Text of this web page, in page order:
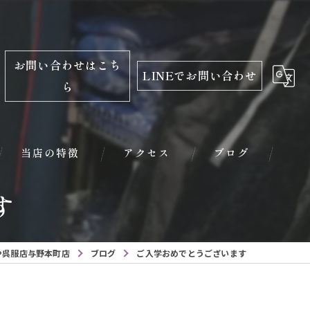
お問い合わせはこち
ら
LINEでお問い合わせ
当店の特徴
学生服
アクセス ブログ
服店与野本町店 ブログ ご入学おめでとうございます